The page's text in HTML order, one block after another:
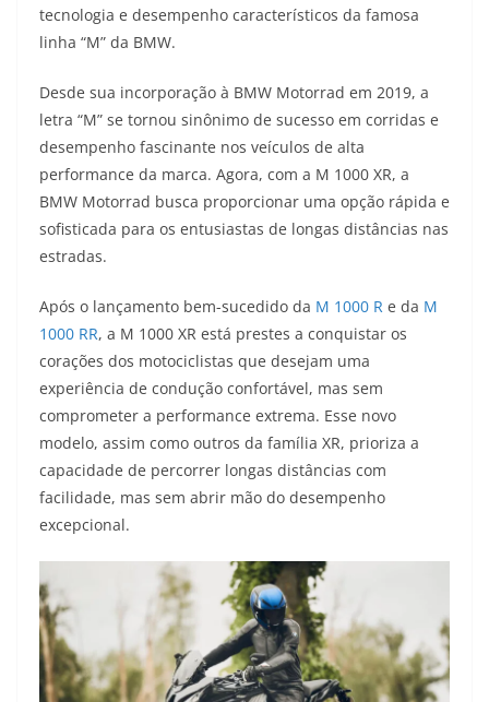
p
a
o
r
n
tecnologia e desempenho característicos da famosa
linha “M” da BMW.
Desde sua incorporação à BMW Motorrad em 2019, a
letra “M” se tornou sinônimo de sucesso em corridas e
desempenho fascinante nos veículos de alta
performance da marca. Agora, com a M 1000 XR, a
BMW Motorrad busca proporcionar uma opção rápida e
sofisticada para os entusiastas de longas distâncias nas
estradas.
Após o lançamento bem-sucedido da M 1000 R e da M
1000 RR, a M 1000 XR está prestes a conquistar os
corações dos motociclistas que desejam uma
experiência de condução confortável, mas sem
comprometer a performance extrema. Esse novo
modelo, assim como outros da família XR, prioriza a
capacidade de percorrer longas distâncias com
facilidade, mas sem abrir mão do desempenho
excepcional.